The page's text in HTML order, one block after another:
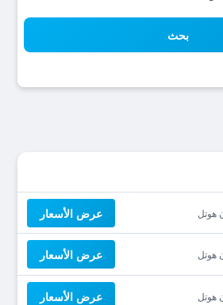
بحث
عرض الأسعار
عرض الأسعار
عرض الأسعار